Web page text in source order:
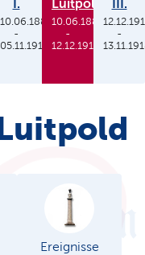
I.
10.06.1886
-
05.11.1913
Luitpold
10.06.1886
-
12.12.1912
III.
-
Ereignisse